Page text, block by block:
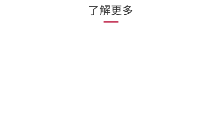
了解更多